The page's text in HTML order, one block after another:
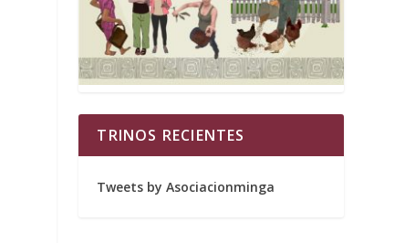
TRINOS RECIENTES
Tweets by Asociacionminga